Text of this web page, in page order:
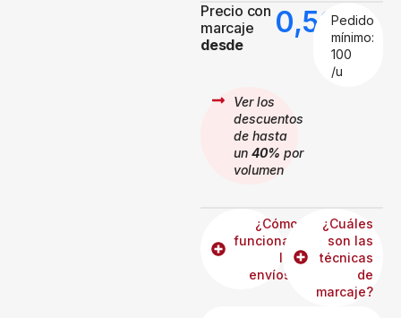
Precio con
marcaje
desde
0,59€
Pedido
mínimo:
100
/u
Ver los
descuentos
de hasta
un 40% por
volumen
¿Cómo
funcionan
los
envíos?
¿Cuáles
son las
técnicas
de
marcaje?